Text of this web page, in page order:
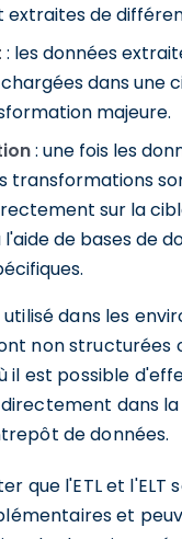
extraites de
: les données
dans une
majeure.
: une fois les
transformations
sur la
de bases de
utilisé dans les
non structurées
il est possible
dans la
de données.
que l'ETL et l'ELT
et